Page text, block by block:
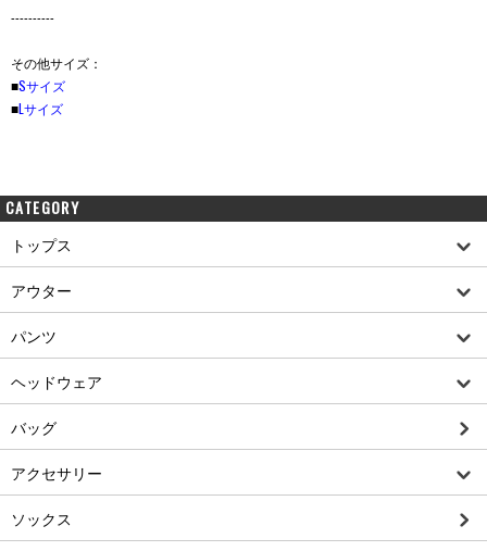
----------
その他サイズ：
■Sサイズ
■Lサイズ
CATEGORY
トップス
アウター
パンツ
ヘッドウェア
バッグ
アクセサリー
ソックス